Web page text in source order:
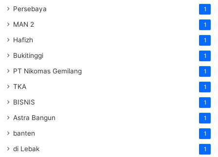
Persebaya 1
MAN 2 1
Hafizh 1
Bukitinggi 1
PT Nikomas Gemilang 1
TKA 1
BISNIS 1
Astra Bangun 1
banten 1
di Lebak 1